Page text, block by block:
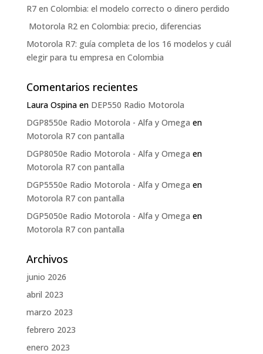
R7 en Colombia: el modelo correcto o dinero perdido
Motorola R2 en Colombia: precio, diferencias
Motorola R7: guía completa de los 16 modelos y cuál
elegir para tu empresa en Colombia
Comentarios recientes
Laura Ospinaen DEP550 Radio Motorola
DGP8550e Radio Motorola - Alfa y Omega en
Motorola R7 con pantalla
DGP8050e Radio Motorola - Alfa y Omega en
Motorola R7 con pantalla
DGP5550e Radio Motorola - Alfa y Omega en
Motorola R7 con pantalla
DGP5050e Radio Motorola - Alfa y Omega en
Motorola R7 con pantalla
Archivos
junio 2026
abril 2023
marzo 2023
febrero 2023
enero 2023